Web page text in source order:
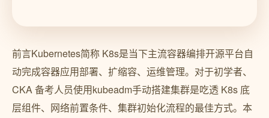
前言Kubernetes简称 K8s是当下主流容器编排开源平台自
动完成容器应用部署、扩缩容、运维管理。对于初学者、
CKA 备考人员使用kubeadm手动搭建集群是吃透 K8s 底
层组件、网络前置条件、集群初始化流程的最佳方式。本